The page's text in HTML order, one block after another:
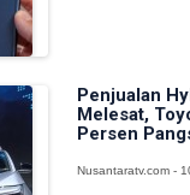
Penjualan
Melesat,
Persen
Nusantaratv.com -